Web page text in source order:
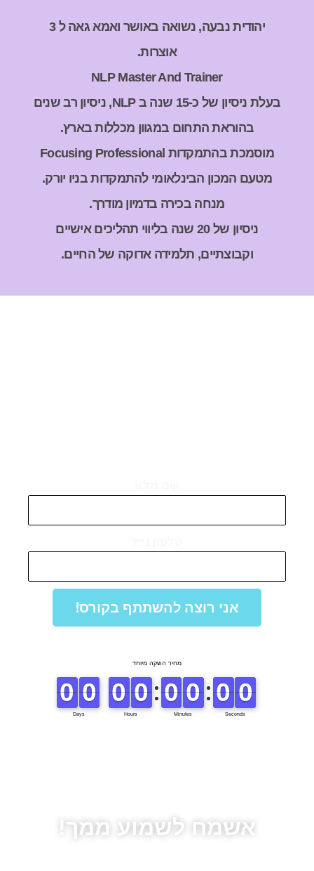
יהודית נבעה, נשואה באושר ואמא גאה ל 3
אוצרות.
NLP Master And Trainer
בעלת ניסיון של כ-15 שנה ב NLP, ניסיון רב שנים
בהוראת התחום במגוון מכללות בארץ.
מוסמכת בהתמקדות Focusing Professional
מטעם המכון הבינלאומי להתמקדות בניו יורק.
מנחה בכירה בדמיון מודרך.
ניסיון של 20 שנה בליווי תהליכים אישיים
וקבוצתיים, תלמידה אדוקה של החיים.
אני רוצה להשתתף בקורס!
אשמח לשמוע ממך!